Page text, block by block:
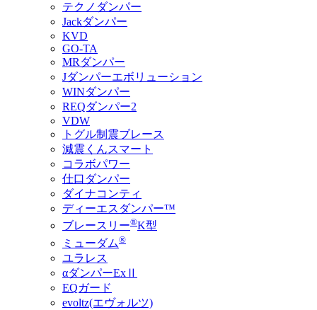
テクノダンパー
Jackダンパー
KVD
GO-TA
MRダンパー
Jダンパーエボリューション
WINダンパー
REQダンパー2
VDW
トグル制震ブレース
減震くんスマート
コラボパワー
仕口ダンパー
ダイナコンティ
ディーエスダンパー™
ブレースリー®K型
ミューダム®
ユラレス
αダンパーExⅡ
EQガード
evoltz(エヴォルツ)